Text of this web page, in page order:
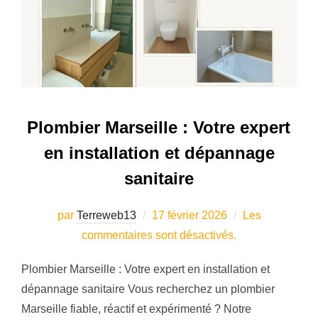
Plombier Marseille : Votre expert
en installation et dépannage
sanitaire
par Terreweb13
Publié
le
17 février 2026
Les
commentaires sont désactivés.
Plombier Marseille : Votre expert en installation et
dépannage sanitaire Vous recherchez un plombier
Marseille fiable, réactif et expérimenté ? Notre